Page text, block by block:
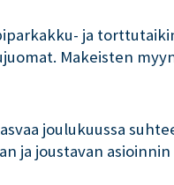
ja
Makeisten
joulukuussa
ja joustavan